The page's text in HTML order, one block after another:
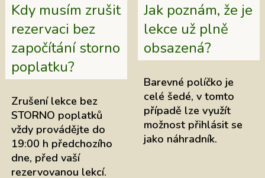
Kdy musím zrušit
rezervaci bez
započítání storno
poplatku?
Zrušení lekce bez
STORNO poplatků
vždy provádějte do
19:00 h předchozího
dne, před vaší
rezervovanou lekcí.
Jak poznám, že je
lekce už plně
obsazená?
Barevné políčko je
celé šedé, v tomto
případě lze využít
možnost přihlásit se
jako náhradník.